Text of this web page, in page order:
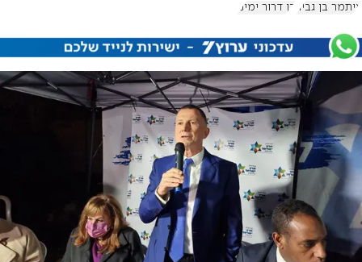
איתמר בן גביר בן דרור ימיני